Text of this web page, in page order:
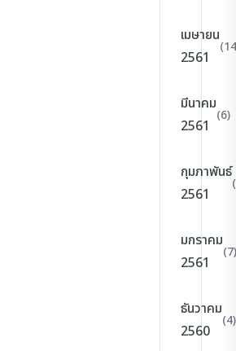
เมษายน
2561
มีนาคม
2561
(6)
กุมภาพันธ์
2561
มกราคม
2561
(7)
ธันวาคม
2560
(4)